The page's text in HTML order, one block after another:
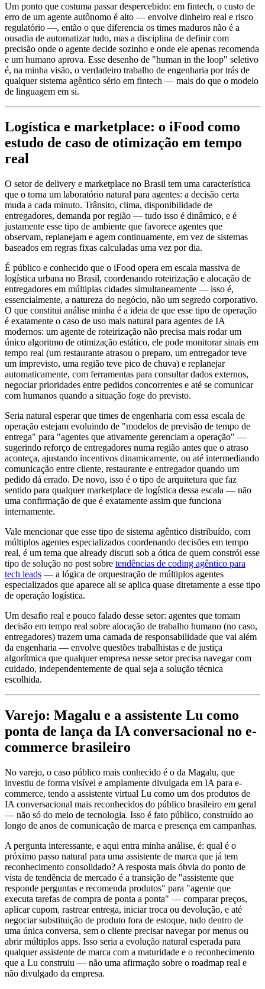
Um ponto que costuma passar despercebido: em fintech, o custo de
erro de um agente autônomo é alto — envolve dinheiro real e risco
regulatório —, então o que diferencia os times maduros não é a
ousadia de automatizar tudo, mas a disciplina de definir com
precisão onde o agente decide sozinho e onde ele apenas recomenda
e um humano aprova. Esse desenho de "human in the loop" seletivo
é, na minha visão, o verdadeiro trabalho de engenharia por trás de
qualquer sistema agêntico sério em fintech — mais do que o modelo
de linguagem em si.
Logística e marketplace: o iFood como
estudo de caso de otimização em tempo
real
O setor de delivery e marketplace no Brasil tem uma característica
que o torna um laboratório natural para agentes: a decisão certa
muda a cada minuto. Trânsito, clima, disponibilidade de
entregadores, demanda por região — tudo isso é dinâmico, e é
justamente esse tipo de ambiente que favorece agentes que
observam, replanejam e agem continuamente, em vez de sistemas
baseados em regras fixas calculadas uma vez por dia.
É público e conhecido que o iFood opera em escala massiva de
logística urbana no Brasil, coordenando roteirização e alocação de
entregadores em múltiplas cidades simultaneamente — isso é,
essencialmente, a natureza do negócio, não um segredo corporativo.
O que constitui análise minha é a ideia de que esse tipo de operação
é exatamente o caso de uso mais natural para agentes de IA
modernos: um agente de roteirização não precisa mais rodar um
único algoritmo de otimização estático, ele pode monitorar sinais em
tempo real (um restaurante atrasou o preparo, um entregador teve
um imprevisto, uma região teve pico de chuva) e replanejar
automaticamente, com ferramentas para consultar dados externos,
negociar prioridades entre pedidos concorrentes e até se comunicar
com humanos quando a situação foge do previsto.
Seria natural esperar que times de engenharia com essa escala de
operação estejam evoluindo de "modelos de previsão de tempo de
entrega" para "agentes que ativamente gerenciam a operação" —
sugerindo reforço de entregadores numa região antes que o atraso
aconteça, ajustando incentivos dinamicamente, ou até intermediando
comunicação entre cliente, restaurante e entregador quando um
pedido dá errado. De novo, isso é o tipo de arquitetura que faz
sentido para qualquer marketplace de logística dessa escala — não
uma confirmação de que é exatamente assim que funciona
internamente.
Vale mencionar que esse tipo de sistema agêntico distribuído, com
múltiplos agentes especializados coordenando decisões em tempo
real, é um tema que already discuti sob a ótica de quem constrói esse
tipo de solução no post sobre tendências de coding agêntico para
tech leads — a lógica de orquestração de múltiplos agentes
especializados que aparece ali se aplica quase diretamente a esse tipo
de operação logística.
Um desafio real e pouco falado desse setor: agentes que tomam
decisão em tempo real sobre alocação de trabalho humano (no caso,
entregadores) trazem uma camada de responsabilidade que vai além
da engenharia — envolve questões trabalhistas e de justiça
algorítmica que qualquer empresa nesse setor precisa navegar com
cuidado, independentemente de qual seja a solução técnica
escolhida.
Varejo: Magalu e a assistente Lu como
ponta de lança da IA conversacional no e-
commerce brasileiro
No varejo, o caso público mais conhecido é o da Magalu, que
investiu de forma visível e amplamente divulgada em IA para e-
commerce, tendo a assistente virtual Lu como um dos produtos de
IA conversacional mais reconhecidos do público brasileiro em geral
— não só do meio de tecnologia. Isso é fato público, construído ao
longo de anos de comunicação de marca e presença em campanhas.
A pergunta interessante, e aqui entra minha análise, é: qual é o
próximo passo natural para uma assistente de marca que já tem
reconhecimento consolidado? A resposta mais óbvia do ponto de
vista de tendência de mercado é a transição de "assistente que
responde perguntas e recomenda produtos" para "agente que
executa tarefas de compra de ponta a ponta" — comparar preços,
aplicar cupom, rastrear entrega, iniciar troca ou devolução, e até
negociar substituição de produto fora de estoque, tudo dentro de
uma única conversa, sem o cliente precisar navegar por menus ou
abrir múltiplos apps. Isso seria a evolução natural esperada para
qualquer assistente de marca com a maturidade e o reconhecimento
que a Lu construiu — não uma afirmação sobre o roadmap real e
não divulgado da empresa.